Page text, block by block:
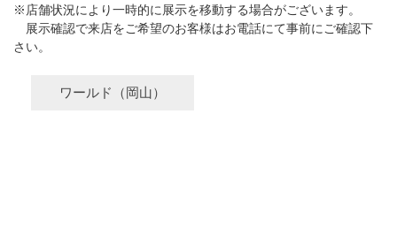
※店舗状況により一時的に展示を移動する場合がございます。
展示確認で来店をご希望のお客様はお電話にて事前にご確認下
さい。
ワールド（岡山）